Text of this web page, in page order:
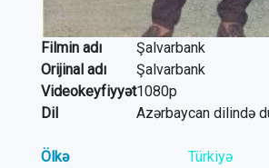
Filmin adı
Şalvarbank
Orijinal adı
Şalvarbank
Videokeyfiyyət1080p
Dil
Azərbaycan dilində
Ölkə
Türkiyə